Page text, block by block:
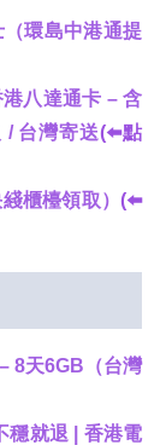
環島中港通提
港八達通卡 – 含
/ 台灣寄送(⬅️點
櫃檯領取） (⬅️
8天6GB（台灣
穩就退 | 香港電